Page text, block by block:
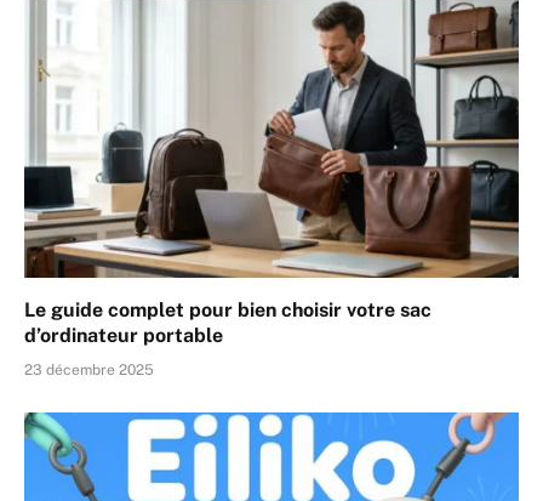
Le guide complet pour bien choisir votre sac
d’ordinateur portable
23 décembre 2025